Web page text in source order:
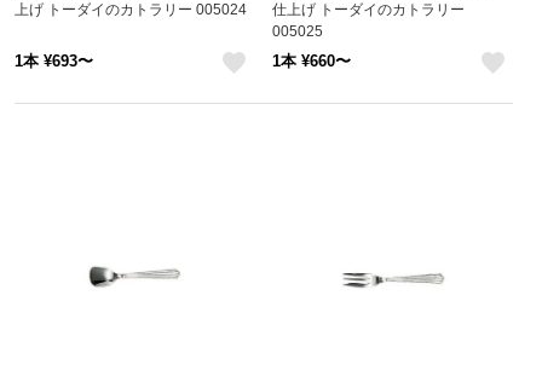
上げ トーダイのカトラリー 005024
1本 ¥693〜
仕上げ トーダイのカトラリー
005025
1本 ¥660〜